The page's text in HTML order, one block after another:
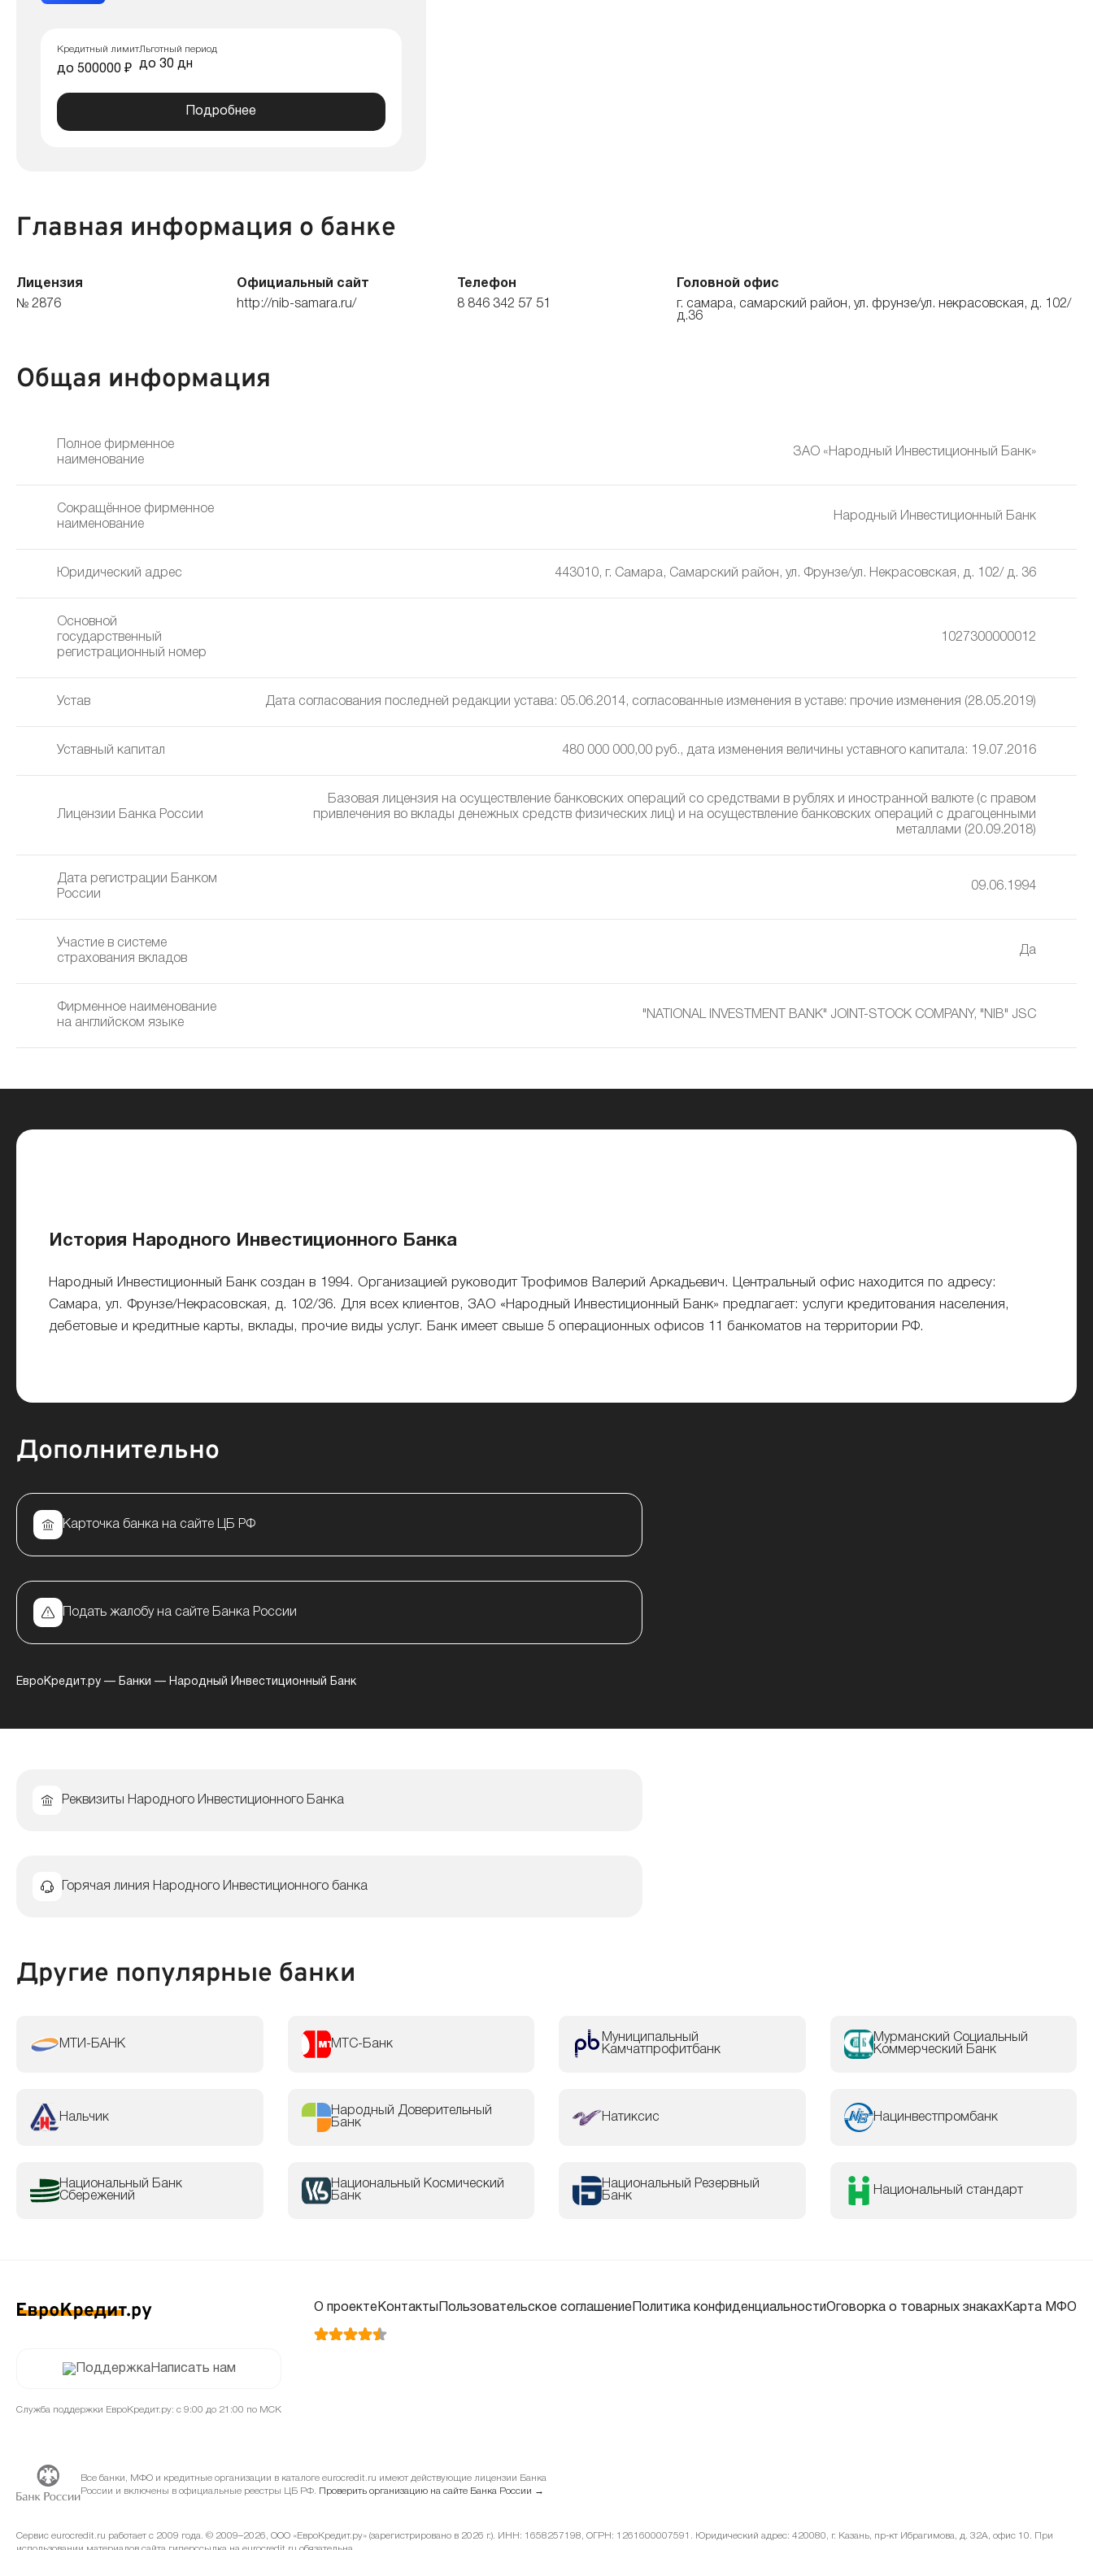
Кредитный лимит
до 500000 ₽
Льготный период
до 30 дн
Подробнее
Главная информация о банке
Лицензия
№ 2876
Официальный сайт
http://nib-samara.ru/
Телефон
8 846 342 57 51
Головной офис
г. самара, самарский район, ул. фрунзе/ул. некрасовская, д. 102/
д.36
Общая информация
Полное фирменное
наименование
ЗАО «Народный Инвестиционный Банк»
Сокращённое фирменное
наименование
Народный Инвестиционный Банк
Юридический адрес 443010, г. Самара, Самарский район, ул. Фрунзе/ул. Некрасовская, д. 102/ д. 36
Основной
государственный
регистрационный номер
1027300000012
Устав Дата согласования последней редакции устава: 05.06.2014, cогласованные изменения в уставe: прочие изменения (28.05.2019)
Уставный капитал 480 000 000,00 руб., дата изменения величины уставного капитала: 19.07.2016
Лицензии Банка России
Базовая лицензия на осуществление банковских операций со средствами в рублях и иностранной валюте (с правом
привлечения во вклады денежных средств физических лиц) и на осуществление банковских операций с драгоценными
металлами (20.09.2018)
Дата регистрации Банком
России
09.06.1994
Участие в системе
страхования вкладов
Да
Фирменное наименование
на английском языке
"NATIONAL INVESTMENT BANK" JOINT-STOCK COMPANY, "NIB" JSC
История Народного Инвестиционного Банка
Народный Инвестиционный Банк создан в 1994. Организацией руководит Трофимов Валерий Аркадьевич. Центральный офис находится по адресу:
Самара, ул. Фрунзе/Некрасовская, д. 102/36. Для всех клиентов, ЗАО «Народный Инвестиционный Банк» предлагает: услуги кредитования населения,
дебетовые и кредитные карты, вклады, прочие виды услуг. Банк имеет свыше 5 операционных офисов 11 банкоматов на территории РФ.
Дополнительно
Карточка банка на сайте ЦБ РФ
Подать жалобу на сайте Банка России
ЕвроКредит.ру — Банки — Народный Инвестиционный Банк
Реквизиты Народного Инвестиционного Банка
Горячая линия Народного Инвестиционного банка
Другие популярные банки
МТИ-БАНК МТС-Банк
Муниципальный
Камчатпрофитбанк
Мурманский Социальный
Коммерческий Банк
Нальчик
Народный Доверительный
Банк
Натиксис Нацинвестпромбанк
Национальный Банк
Сбережений
Национальный Космический
Банк
Национальный Резервный
Банк
Национальный стандарт
Написать нам
Служба поддержки ЕвроКредит.ру: с 9:00 до 21:00 по МСК
О проекте Контакты Пользовательское соглашение Политика конфиденциальностиОговорка о товарных знаках Карта МФО
Все банки, МФО и кредитные организации в каталоге eurocredit.ru имеют действующие лицензии Банка
России и включены в официальные реестры ЦБ РФ.
Проверить организацию на сайте Банка России →
Сервис eurocredit.ru работает с 2009 года. © 2009–2026, ООО «ЕвроКредит.ру» (зарегистрировано в 2026 г.). ИНН: 1658257198, ОГРН: 1261600007591. Юридический адрес: 420080, г. Казань, пр-кт Ибрагимова, д. 32А, офис 10. При